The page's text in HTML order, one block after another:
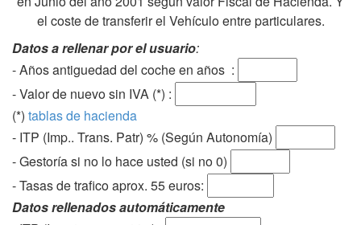
el coste de transferir el Vehículo entre particulares.
Datos a rellenar por el usuario:
- Años antiguedad del coche en años :
- Valor de nuevo sin IVA (*) :
(*) tablas de hacienda
- ITP (Imp.. Trans. Patr) % (Según Autonomía)
- Gestoría si no lo hace usted (si no 0)
-Tasas de trafico aprox. 55 euros:
Datos rellenados automáticamente